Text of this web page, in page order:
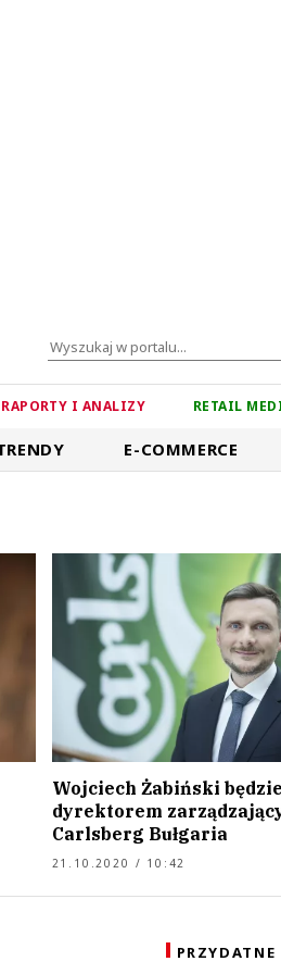
RAPORTY I ANALIZY RETAIL
E-COMMERCE
Wojciech Żabiński będzie
dyrektorem
Carlsberg Bułgaria
21.10.2020 / 10:42